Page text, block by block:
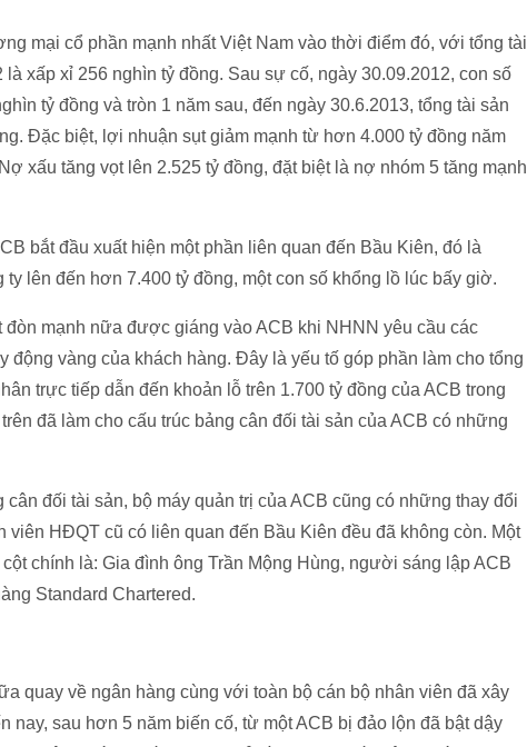
mại cổ phần mạnh nhất Việt Nam vào thời điểm đó, với tổng tài
xấp xỉ 256 nghìn tỷ đồng. Sau sự cố, ngày 30.09.2012, con số
tỷ đồng và tròn 1 năm sau, đến ngày 30.6.2013, tổng tài sản
Đặc biệt, lợi nhuận sụt giảm mạnh từ hơn 4.000 tỷ đồng năm
xấu tăng vọt lên 2.525 tỷ đồng, đặt biệt là nợ nhóm 5 tăng mạnh
bắt đầu xuất hiện một phần liên quan đến Bầu Kiên, đó là
lên đến hơn 7.400 tỷ đồng, một con số khổng lồ lúc bấy giờ.
mạnh nữa được giáng vào ACB khi NHNN yêu cầu các
động vàng của khách hàng. Đây là yếu tố góp phần làm cho tổng
trực tiếp dẫn đến khoản lỗ trên 1.700 tỷ đồng của ACB trong
đã làm cho cấu trúc bảng cân đối tài sản của ACB có những
đối tài sản, bộ máy quản trị của ACB cũng có những thay đổi
viên HĐQT cũ có liên quan đến Bầu Kiên đều đã không còn. Một
chính là: Gia đình ông Trần Mộng Hùng, người sáng lập ACB
Standard Chartered.
quay về ngân hàng cùng với toàn bộ cán bộ nhân viên đã xây
nay, sau hơn 5 năm biến cố, từ một ACB bị đảo lộn đã bật dậy